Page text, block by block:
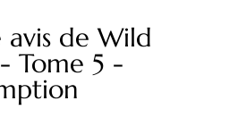
avis de Wild
Tome 5 -